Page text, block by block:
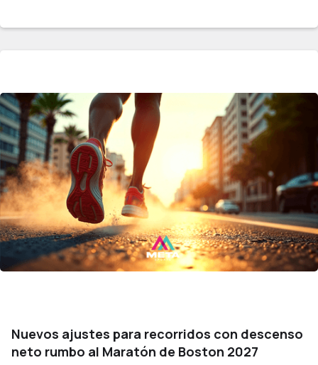
Nuevos ajustes para recorridos con descenso
neto rumbo al Maratón de Boston 2027